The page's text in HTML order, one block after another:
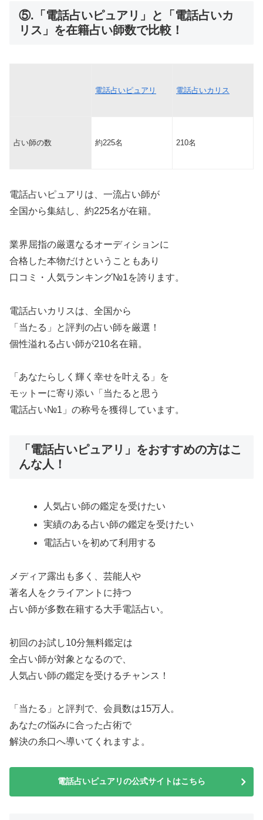
⑤.「電話占いピュアリ」と「電話占いカ
リス」を在籍占い師数で比較！
電話占いピュアリ 電話占いカリス
占い師の数 約225名 210名
電話占いピュアリは、一流占い師が
全国から集結し、約225名が在籍。
業界屈指の厳選なるオーディションに
合格した本物だけということもあり
口コミ・人気ランキング№1を誇ります。
電話占いカリスは、全国から
「当たる」と評判の占い師を厳選！
個性溢れる占い師が210名在籍。
「あなたらしく輝く幸せを叶える」を
モットーに寄り添い「当たると思う
電話占い№1」の称号を獲得しています。
「電話占いピュアリ」をおすすめの方はこ
んな人！
人気占い師の鑑定を受けたい
実績のある占い師の鑑定を受けたい
電話占いを初めて利用する
メディア露出も多く、芸能人や
著名人をクライアントに持つ
占い師が多数在籍する大手電話占い。
初回のお試し10分無料鑑定は
全占い師が対象となるので、
人気占い師の鑑定を受けるチャンス！
「当たる」と評判で、会員数は15万人。
あなたの悩みに合った占術で
解決の糸口へ導いてくれますよ。
電話占いピュアリの公式サイトはこちら